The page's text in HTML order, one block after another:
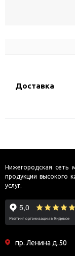
Доставка
Нижегородская сеть
продукции высокого
услуг.
пр. Ленина д.50